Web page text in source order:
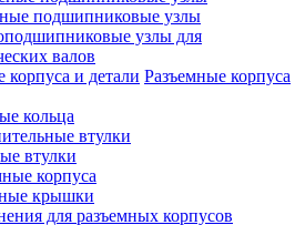
подшипниковые узлы
узлы для
валов
Разъемные корпуса
кольца
втулки
втулки
корпуса
крышки
для разъемных корпусов